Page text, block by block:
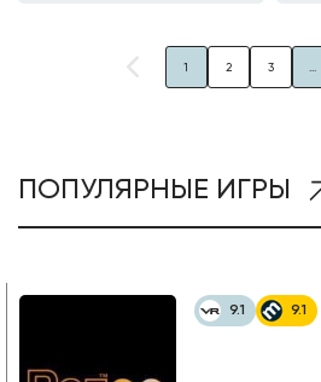
1 2 3
ПОПУЛЯРНЫЕ ИГРЫ
9.1 9.1